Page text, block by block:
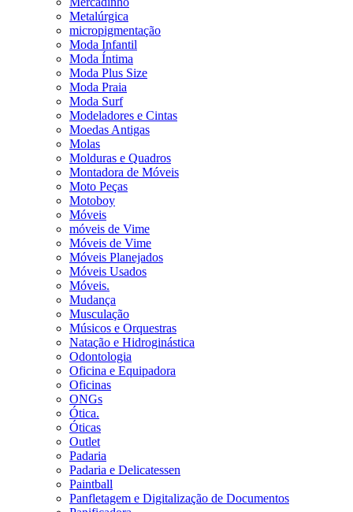
Metalúrgica
micropigmentação
Moda Infantil
Moda Íntima
Moda Plus Size
Moda Praia
Moda Surf
Modeladores e Cintas
Moedas Antigas
Molas
Molduras e Quadros
Montadora de Móveis
Moto Peças
Motoboy
Móveis
móveis de Vime
Móveis de Vime
Móveis Planejados
Móveis Usados
Móveis.
Mudança
Musculação
Músicos e Orquestras
Natação e Hidroginástica
Odontologia
Oficina e Equipadora
Oficinas
ONGs
Ótica.
Óticas
Outlet
Padaria
Padaria e Delicatessen
Paintball
Panfletagem e Digitalização de Documentos